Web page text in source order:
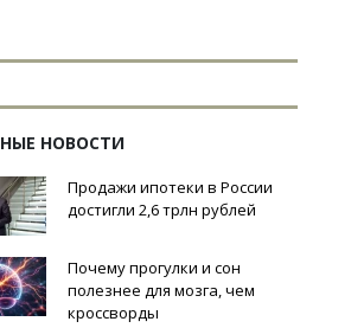
НОВОСТИ
Продажи ипотеки в России
достигли 2,6 трлн рублей
Почему прогулки и сон
полезнее для мозга, чем
кроссворды